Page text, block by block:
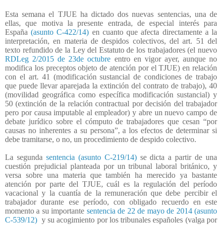
Esta semana el TJUE ha dictado dos nuevas sentencias, una de
ellas, que motiva la presente entrada, de especial interés para
España(asunto C-422/14) en cuanto que afecta directamente a la
interpretación, en materia de despidos colectivos, del art. 51 del
texto refundido de la Ley del Estatuto de los trabajadores (el nuevo
RDLeg 2/2015 de 23de octubre entro en vigor ayer, aunque no
modifica los preceptos objeto de atención por el TJUE) en relación
con el art. 41 (modificación sustancial de condiciones de trabajo
que puede llevar aparejada la extinción del contrato de trabajo), 40
(movilidad geográfica como específica modificación sustancial) y
50 (extinción de la relación contractual por decisión del trabajador
pero por causa imputable al empleador) y abre un nuevo campo de
debate jurídico sobre el cómputo de trabajadores que cesan “por
causas no inherentes a su persona”, a los efectos de determinar si
debe tramitarse, o no, un procedimiento de despido colectivo.
La segunda sentencia (asunto C-219/14)se dicta a partir de una
cuestión prejudicial planteada por un tribunal laboral británico, y
versa sobre una materia que también ha merecido ya bastante
atención por parte del TJUE, cuál es la regulación del período
vacacional y la cuantía de la remuneración que debe percibir el
trabajador durante ese período, con obligado recuerdo en este
momento a su importante sentencia de 22 de mayo de 2014 (asunto
C-539/12) y su acogimiento por los tribunales españoles (valga por